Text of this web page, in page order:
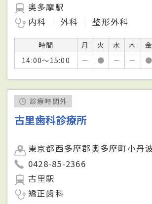
奥多摩駅
内科
外科 整形外科
時間 月 火 水 木 金
14:00～15:00
－ ● － － ●
診療時間外
古里歯科診療所
東京都西多摩郡奥多摩町小丹
0428-85-2366
古里駅
矯正歯科